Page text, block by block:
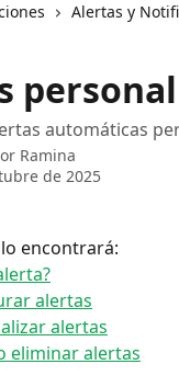
Alertas y
automáticas
Ramina
de 2025
encontrará:
alertas
alertas
eliminar alertas